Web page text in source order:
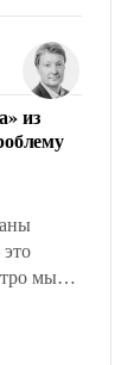
из
мы